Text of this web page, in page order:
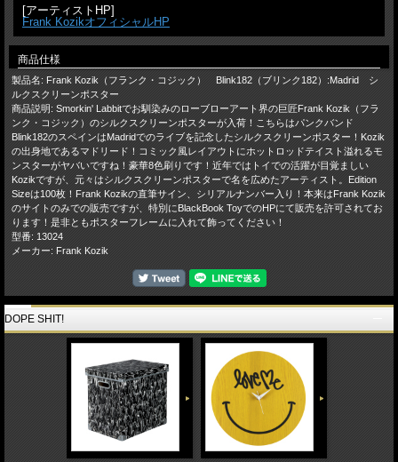
[アーティストHP]
Frank KozikオフィシャルHP
商品仕様
製品名: Frank Kozik（フランク・コジック） Blink182（ブリンク182）:Madrid シ
ルクスクリーンポスター
商品説明: Smorkin' Labbitでお馴染みのローブローアート界の巨匠Frank Kozik（フラ
ンク・コジック）のシルクスクリーンポスターが入荷！こちらはパンクバンド
Blink182のスペインはMadridでのライブを記念したシルクスクリーンポスター！Kozik
の出身地であるマドリード！コミック風レイアウトにホットロッドテイスト溢れるモ
ンスターがヤバいですね！豪華8色刷りです！近年ではトイでの活躍が目覚ましい
Kozikですが、元々はシルクスクリーンポスターで名を広めたアーティスト。Edition
Sizeは100枚！Frank Kozikの直筆サイン、シリアルナンバー入り！本来はFrank Kozik
のサイトのみでの販売ですが、特別にBlackBook ToyでのHPにて販売を許可されてお
ります！是非ともポスターフレームに入れて飾ってください！
型番: 13024
メーカー: Frank Kozik
DOPE SHIT!